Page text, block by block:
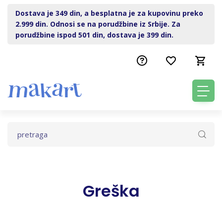
Dostava je 349 din, a besplatna je za kupovinu preko
2.999 din. Odnosi se na porudžbine iz Srbije. Za
porudžbine ispod 501 din, dostava je 399 din.
Greška